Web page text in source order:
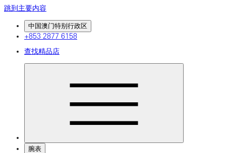
跳到主要内容
中国澳门特别行政区
+853 2877 6158
查找精品店
腕表